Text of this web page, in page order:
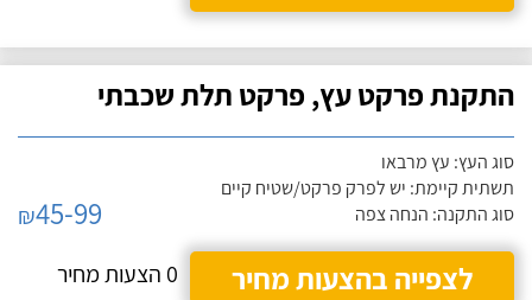
התקנת פרקט עץ, פרקט תלת שכבתי
סוג העץ: עץ מרבאו
תשתית קיימת: יש לפרק פרקט/שטיח קיים
סוג התקנה: הנחה צפה
₪45-99
לצפייה בהצעות מחיר
0 הצעות מחיר